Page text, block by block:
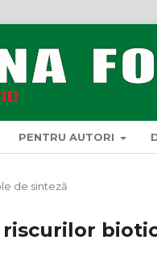
PENTRU AUTORI
de sinteză
riscurilor